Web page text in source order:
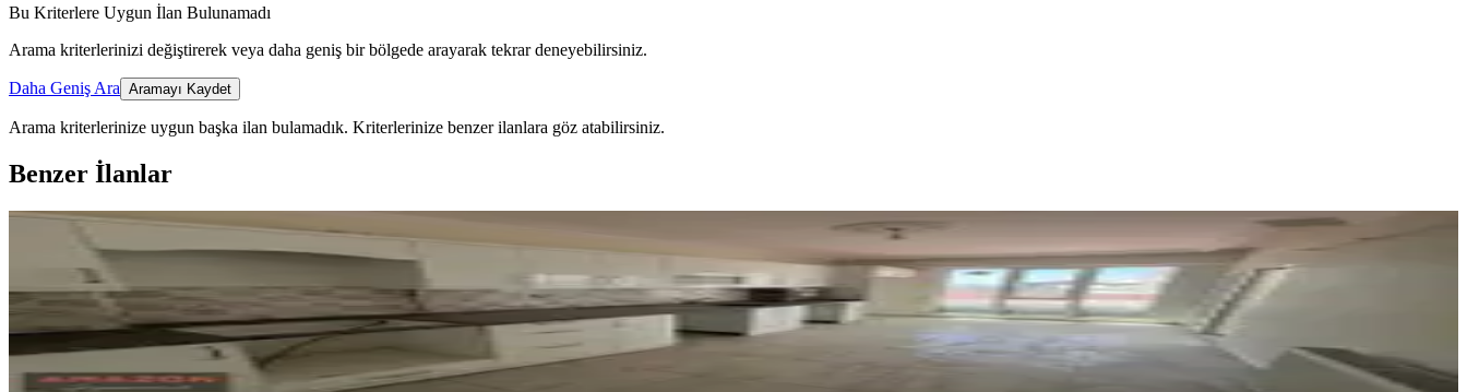
Bu Kriterlere Uygun İlan Bulunamadı
Arama kriterlerinizi değiştirerek veya daha geniş bir bölgede arayarak tekrar deneyebilirsiniz.
Daha Geniş Ara Aramayı Kaydet
Arama kriterlerinize uygun başka ilan bulamadık. Kriterlerinize benzer ilanlara göz atabilirsiniz.
Benzer İlanlar
YENİ
Amazon'dan Üngüt Ptt Kavşağı Arkası 4+1 Teraslı Kiralık
Onikişubat, Üngüt Mahallesi
4+1·150 m²·1. Kat·08.08.2026
25.000 ₺
AMAZON GAYRİMENKULAMAZON GAYRİMENKUL
Ara